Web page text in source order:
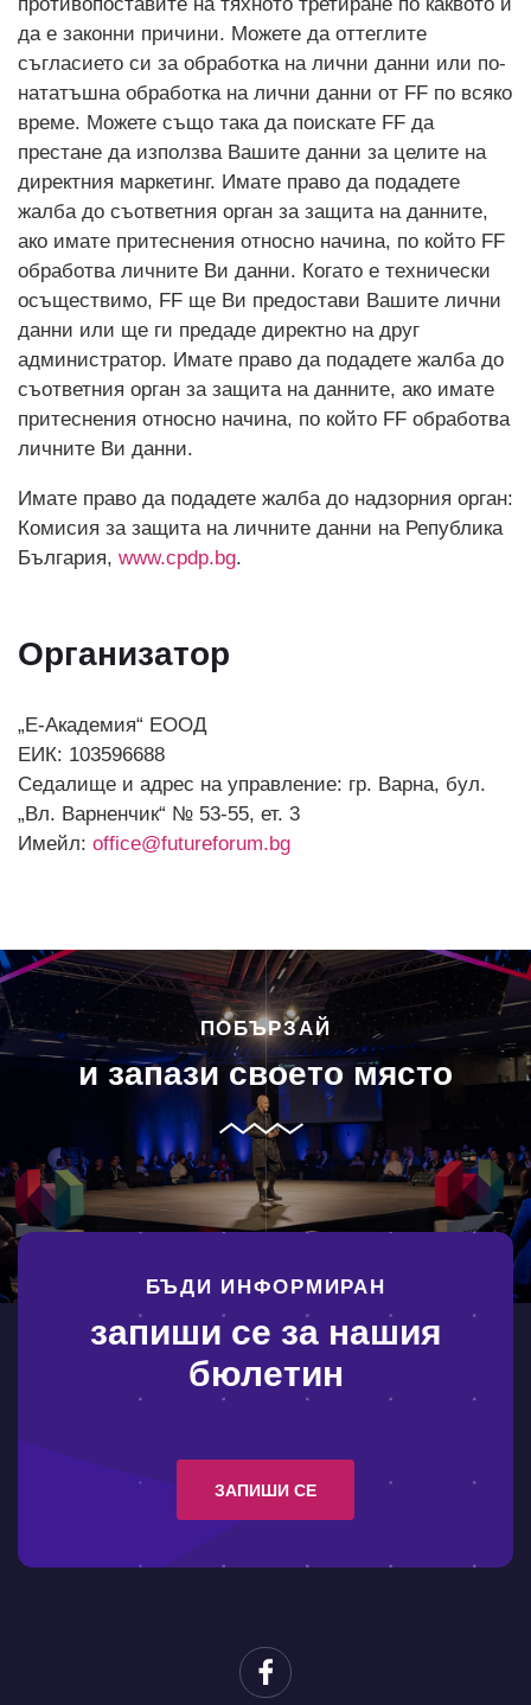
да е законни причини. Можете да оттеглите
съгласието си за обработка на лични данни или по-
нататъшна обработка на лични данни от FF по всяко
време. Можете също така да поискате FF да
престане да използва Вашите данни за целите на
директния маркетинг. Имате право да подадете
жалба до съответния орган за защита на данните,
ако имате притеснения относно начина, по който FF
обработва личните Ви данни. Когато е технически
осъществимо, FF ще Ви предостави Вашите лични
данни или ще ги предаде директно на друг
администратор. Имате право да подадете жалба до
съответния орган за защита на данните, ако имате
притеснения относно начина, по който FF обработва
личните Ви данни.
Имате право да подадете жалба до надзорния орган:
Комисия за защита на личните данни на Република
България, www.cpdp.bg.
Организатор
„Е-Академия“ ЕООД
ЕИК: 103596688
Седалище и адрес на управление: гр. Варна, бул.
„Вл. Варненчик“ № 53-55, ет. 3
Имейл: office@futureforum.bg
ПОБЪРЗАЙ
и запази своето място
БЪДИ ИНФОРМИРАН
запиши се за нашия
бюлетин
ЗАПИШИ СЕ